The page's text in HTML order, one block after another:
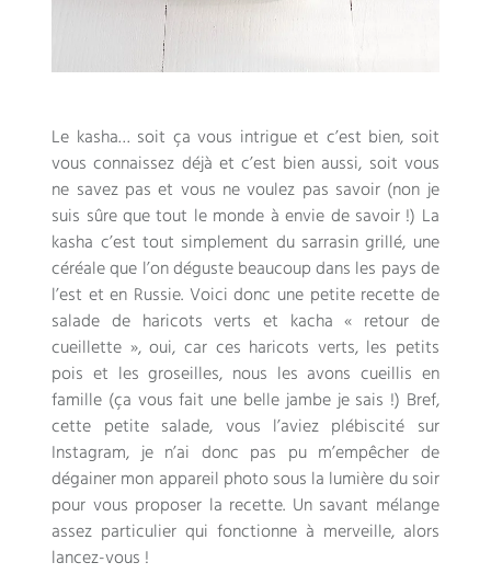
Le kasha… soit ça vous intrigue et c’est bien, soit
vous connaissez déjà et c’est bien aussi, soit vous
ne savez pas et vous ne voulez pas savoir (non je
suis sûre que tout le monde à envie de savoir !) La
kasha c’est tout simplement du sarrasin grillé, une
céréale que l’on déguste beaucoup dans les pays de
l’est et en Russie. Voici donc une petite recette de
salade de haricots verts et kacha « retour de
cueillette », oui, car ces haricots verts, les petits
pois et les groseilles, nous les avons cueillis en
famille (ça vous fait une belle jambe je sais !) Bref,
cette petite salade, vous l’aviez plébiscité sur
Instagram, je n’ai donc pas pu m’empêcher de
dégainer mon appareil photo sous la lumière du soir
pour vous proposer la recette. Un savant mélange
assez particulier qui fonctionne à merveille, alors
lancez-vous !